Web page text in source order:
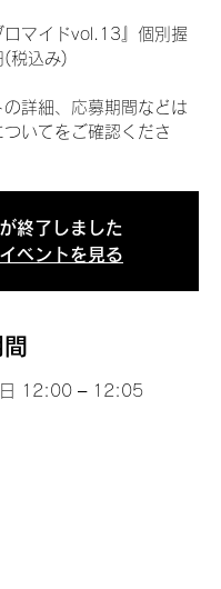
ロマイドvol.13』個別握
税込み)
詳細、応募期間などは
ついてをご確認くださ
終了しました
ベントを見る
12:00 – 12:05